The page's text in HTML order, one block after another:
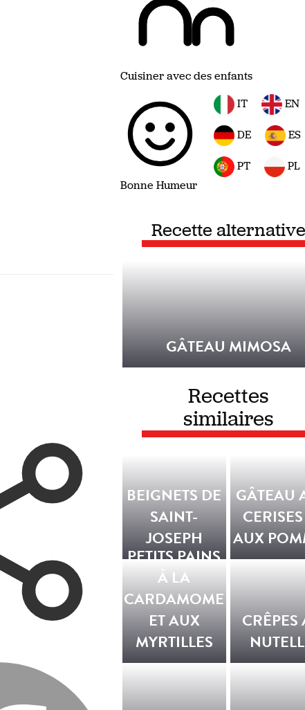
Cuisiner avec des enfants
Bonne Humeur
IT EN
DE ES
PT PL
Recette alternative
GÂTEAU MIMOSA
Recettes
similaires
BEIGNETS DE
SAINT-
JOSEPH
GÂTEAU
AUX
PETITS PAINS
À LA
CARDAMOME
ET AUX
MYRTILLES
CRÊPES